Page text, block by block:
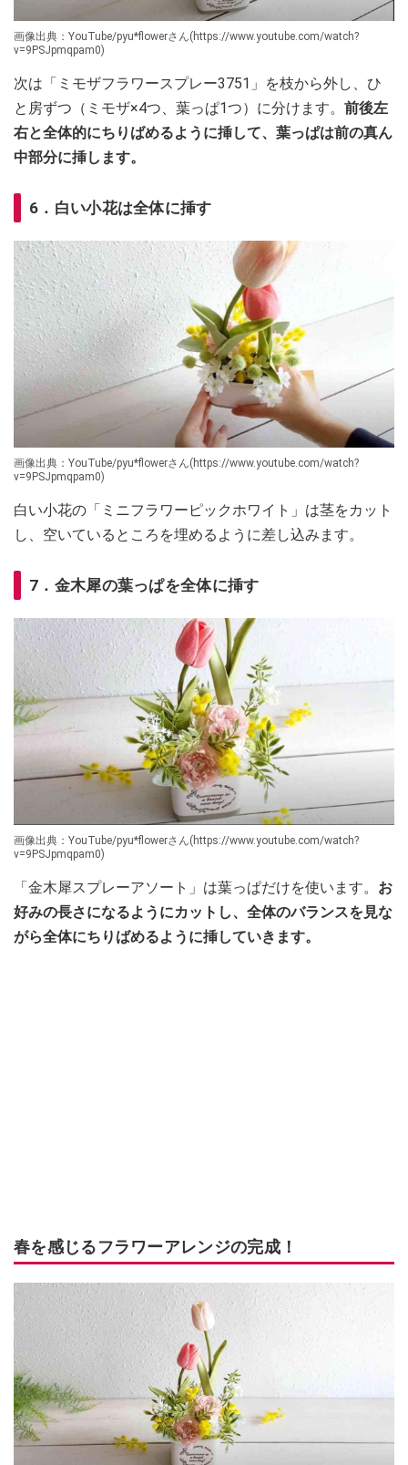
画像出典：YouTube/pyu*flowerさん(https://www.youtube.com/watch?
v=9PSJpmqpam0)
次は「ミモザフラワースプレー3751」を枝から外し、ひ
と房ずつ（ミモザ×4つ、葉っぱ1つ）に分けます。 前後左
右と全体的にちりばめるように挿して、葉っぱは前の真ん
中部分に挿します。
6．白い小花は全体に挿す
画像出典：YouTube/pyu*flowerさん(https://www.youtube.com/watch?
v=9PSJpmqpam0)
白い小花の「ミニフラワーピックホワイト」は茎をカット
し、空いているところを埋めるように差し込みます。
7．金木犀の葉っぱを全体に挿す
画像出典：YouTube/pyu*flowerさん(https://www.youtube.com/watch?
v=9PSJpmqpam0)
「金木犀スプレーアソート」は葉っぱだけを使います。 お
好みの長さになるようにカットし、全体のバランスを見な
がら全体にちりばめるように挿していきます。
春を感じるフラワーアレンジの完成！